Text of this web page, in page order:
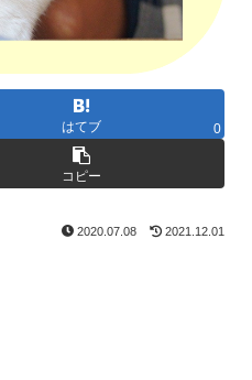
はてブ 0
コピー
2020.07.08 2021.12.01